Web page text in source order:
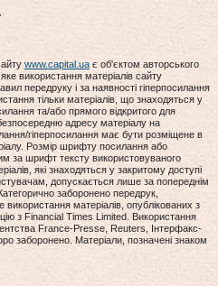
www.capital.ua є об'єктом авторського
використання матеріалів сайту
передруку і за наявності гіперпосилання
тільки матеріалів, що знаходяться у
та/або прямого відкритого для
адресу матеріалу на
гіперпосилання має бути розміщене в
Розмір шрифту посилання або
за шрифт тексту використовуваного
які знаходяться у закритому доступі
допускається лише за попереднім
заборонено передрук,
використання матеріалів, опублікованих з
з Financial Times Limited. Використання
France-Presse, Reuters, Інтерфакс-
заборонено. Матеріали, позначені знаком